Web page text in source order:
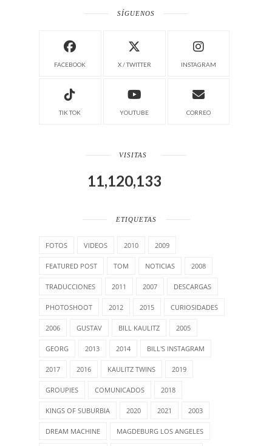
SÍGUENOS
FACEBOOK X / TWITTER INSTAGRAM
TIK TOK YOUTUBE CORREO
VISITAS
11,120,133
ETIQUETAS
FOTOS VIDEOS 2010 2009
FEATURED POST TOM NOTICIAS 2008
TRADUCCIONES 2011 2007 DESCARGAS
PHOTOSHOOT 2012 2015 CURIOSIDADES
2006 GUSTAV BILL KAULITZ 2005
GEORG 2013 2014 BILL'S INSTAGRAM
2017 2016 KAULITZ TWINS 2019
GROUPIES COMUNICADOS 2018
KINGS OF SUBURBIA 2020 2021 2003
DREAM MACHINE MAGDEBURG LOS ANGELES